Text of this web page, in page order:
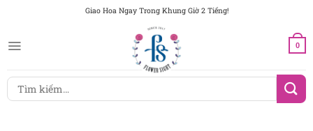
dung
Giao Hoa Ngay Trong Khung Giờ 2 Tiếng!
0
Tìm
kiếm: